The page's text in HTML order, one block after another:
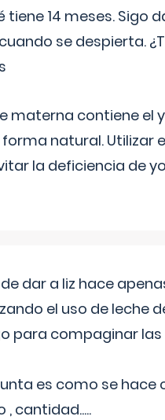
tiene 14 meses. Sigo
se despierta.
materna contiene el
forma natural.
la deficiencia de
dar a liz hace
el uso de leche
para compaginar
es como se hace
cantidad.....